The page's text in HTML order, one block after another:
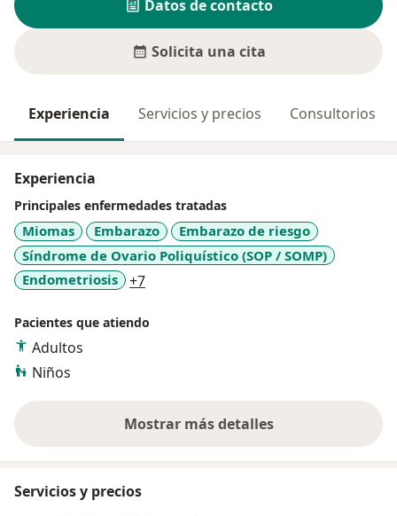
Datos de contacto
Solicita una cita
Experiencia Servicios y precios Consultorios
Experiencia
Principales enfermedades tratadas
Miomas Embarazo
Embarazo de riesgo
Síndrome de Ovario Poliquístico (SOP / SOMP)
Endometriosis
+7a11y_sr_more_diseases
Pacientes que atiendo
Adultos
Niños
Mostrar más detalles
sobre la experiencia
Servicios y precios